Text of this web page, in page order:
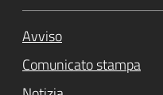
Avviso
Comunicato stampa